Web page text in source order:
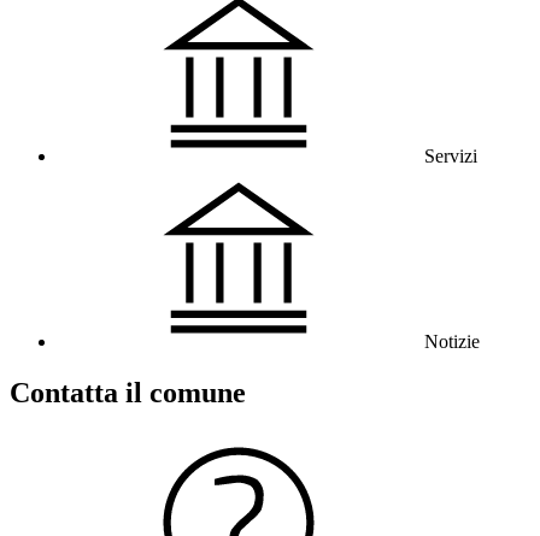
Servizi
Notizie
Contatta il comune